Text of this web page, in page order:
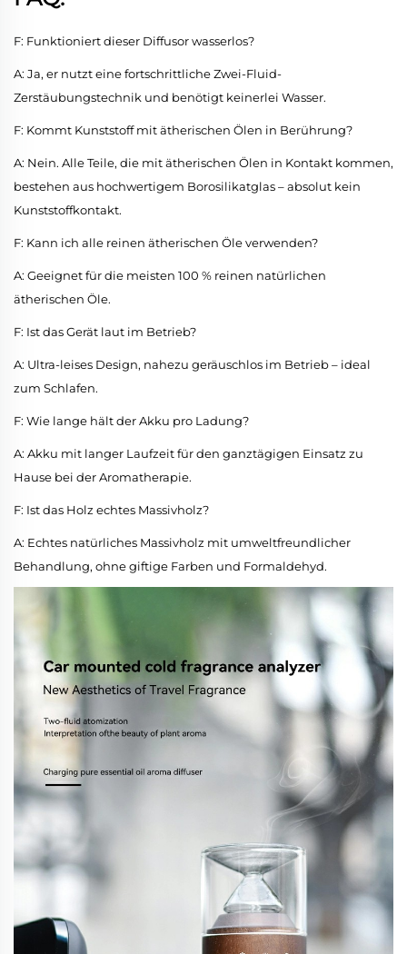
F: Funktioniert dieser Diffusor wasserlos?
A: Ja, er nutzt eine fortschrittliche Zwei-Fluid-
Zerstäubungstechnik und benötigt keinerlei Wasser.
F: Kommt Kunststoff mit ätherischen Ölen in Berührung?
A: Nein. Alle Teile, die mit ätherischen Ölen in Kontakt kommen,
bestehen aus hochwertigem Borosilikatglas – absolut kein
Kunststoffkontakt.
F: Kann ich alle reinen ätherischen Öle verwenden?
A: Geeignet für die meisten 100 % reinen natürlichen
ätherischen Öle.
F: Ist das Gerät laut im Betrieb?
A: Ultra-leises Design, nahezu geräuschlos im Betrieb – ideal
zum Schlafen.
F: Wie lange hält der Akku pro Ladung?
A: Akku mit langer Laufzeit für den ganztägigen Einsatz zu
Hause bei der Aromatherapie.
F: Ist das Holz echtes Massivholz?
A: Echtes natürliches Massivholz mit umweltfreundlicher
Behandlung, ohne giftige Farben und Formaldehyd.